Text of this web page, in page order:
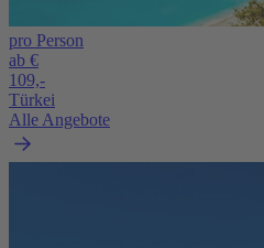
pro Person
ab €
109,-
Türkei
Alle Angebote